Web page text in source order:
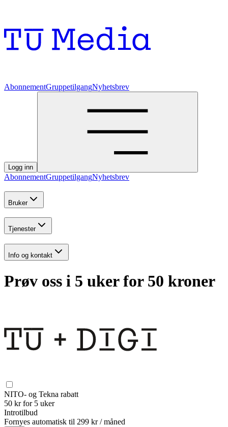
AbonnementGruppetilgangNyhetsbrev
Logg inn
AbonnementGruppetilgangNyhetsbrev
Bruker
Tjenester
Info og kontakt
Prøv oss i 5 uker for 50 kroner
NITO- og Tekna rabatt
50 kr for 5 uker
Introtilbud
Fornyes automatisk til 299 kr / måned